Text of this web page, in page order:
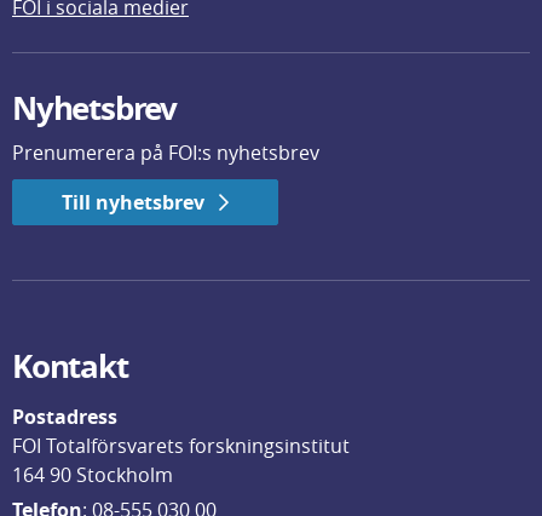
FOI i sociala medier
Nyhetsbrev
Prenumerera på FOI:s nyhetsbrev
Till nyhetsbrev
Kontakt
Postadress
FOI Totalförsvarets forskningsinstitut
164 90 Stockholm
Telefon: 08-555 030 00